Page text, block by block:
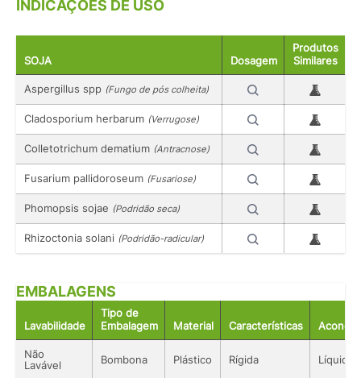
INDICAÇÕES DE USO
SOJA Dosagem
Produtos
Similares
Aspergillus spp (Fungo de pós colheita)
Cladosporium herbarum (Verrugose)
Colletotrichum dematium (Antracnose)
Fusarium pallidoroseum (Fusariose)
Phomopsis sojae (Podridão seca)
Rhizoctonia solani (Podridão-radicular)
EMBALAGENS
Lavabilidade
Tipo de
Embalagem
Material Características
Não
Lavável
Bombona Plástico Rígida Líquido